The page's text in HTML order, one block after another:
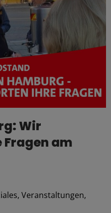
Wir
am
, Veranstaltungen,